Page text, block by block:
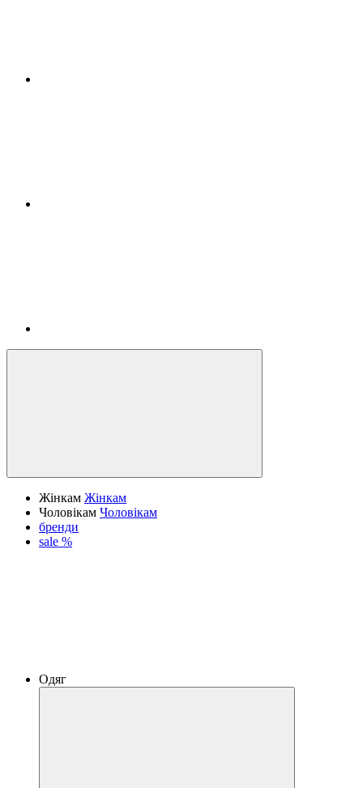
Жінкам Жінкам
Чоловікам Чоловікам
бренди
sale %
Одяг